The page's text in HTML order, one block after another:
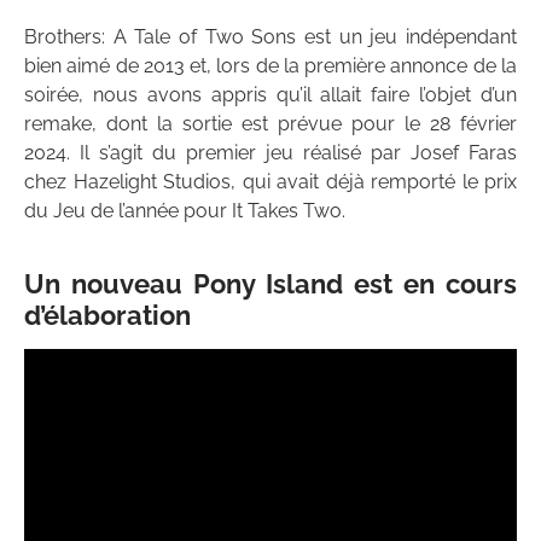
Brothers: A Tale of Two Sons est un jeu indépendant
bien aimé de 2013 et, lors de la première annonce de la
soirée, nous avons appris qu’il allait faire l’objet d’un
remake, dont la sortie est prévue pour le 28 février
2024. Il s’agit du premier jeu réalisé par Josef Faras
chez Hazelight Studios, qui avait déjà remporté le prix
du Jeu de l’année pour It Takes Two.
Un nouveau Pony Island est en cours
d’élaboration